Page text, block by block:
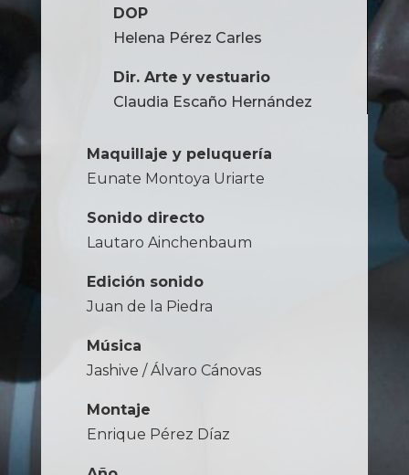
DOP
Helena Pérez Carles
Dir. Arte y vestuario
Claudia Escaño Hernández
Maquillaje y peluquería
Eunate Montoya Uriarte
Sonido directo
Lautaro Ainchenbaum
Edición sonido
Juan de la Piedra
Música
Jashive / Álvaro Cánovas
Montaje
Enrique Pérez Díaz